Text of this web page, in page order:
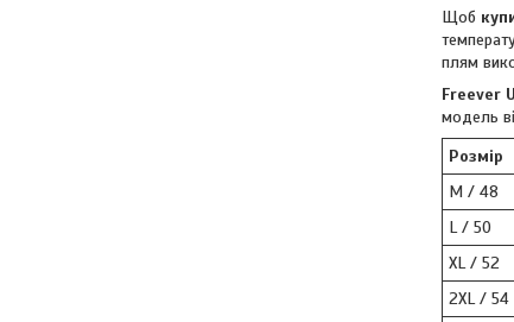
Щоб
плям
Freever
модель
Розмір
M / 48
L / 50
XL / 52
2XL / 54